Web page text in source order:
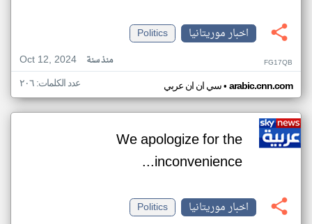
اخبار موريتانيا
Politics
Oct 12, 2024
منذ سنة FG17QB
سي ان ان عربي• arabic.cnn.com عدد الكلمات: ٢٠٦
We apologize for the
inconvenience...
اخبار موريتانيا
Politics